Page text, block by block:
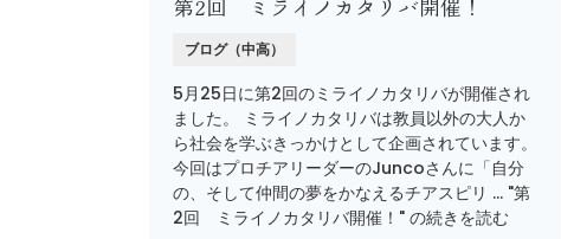
第2回 ミライノカタリバ開催！
ブログ（中高）
5月25日に第2回のミライノカタリバが開催され
ました。 ミライノカタリバは教員以外の大人か
ら社会を学ぶきっかけとして企画されています。
今回はプロチアリーダーのJuncoさんに「自分
の、そして仲間の夢をかなえるチアスピリ … "第
2回 ミライノカタリバ開催！" の続きを読む